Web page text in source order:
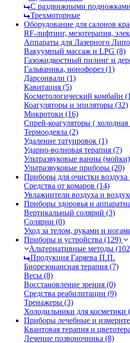
С раздвижными подножками
Трехмоторные
Оборудование для салонов
RF-лифтинг, мезотерапия,
Аппараты для Лазерного
Вакуумный массаж и LPG (8)
Газожидкостный пилинг и
Гальваника, ионофорез (1)
Дарсонвали (1)
Кавитация (5)
Коcметологический комбайн
Коагуляторы и эпиляторы (32)
Микротоки (16)
Спрей-коагуляторы (
Термоодеяла (2)
Удаление татуировок (1)
Ударно-волновая терапия (7)
Ультразвуковые ванны
Ультразвуковые приборы (20)
Приборы для очистки воздуха
Средства от комаров (14)
Увлажнители воздуха и
Приборы здоровья и
Вертикальный солярий (3)
Солярии (0)
Уход за телом, руками и
Приборы и устройства (129)
Альтернативные методы
Продукция Гаряева П.П.
Биорезонансная терапия (7)
Весы (8)
Восстановление зрения (0)
Средства реабилитации (9)
Тренажеры (3)
Холодильники для косметики
Приборы лечебные и
Квантовая терапия и
Лечение позвоночника (8)